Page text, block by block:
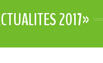
2017»